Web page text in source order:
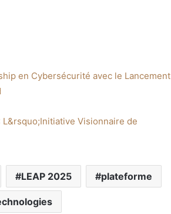
en Cybersécurité avec le Lancement
Visionnaire de
LEAP 2025 plateforme